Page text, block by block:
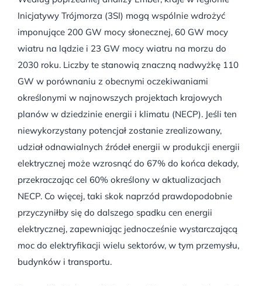
Inicjatywy Trójmorza (3SI) mogą wspólnie wdrożyć
imponujące 200 GW mocy słonecznej, 60 GW mocy
wiatru na lądzie i 23 GW mocy wiatru na morzu do
2030 roku. Liczby te stanowią znaczną nadwyżkę 110
GW w porównaniu z obecnymi oczekiwaniami
określonymi w najnowszych projektach krajowych
planów w dziedzinie energii i klimatu (NECP). Jeśli ten
niewykorzystany potencjał zostanie zrealizowany,
udział odnawialnych źródeł energii w produkcji energii
elektrycznej może wzrosnąć do 67% do końca dekady,
przekraczając cel 60% określony w aktualizacjach
NECP. Co więcej, taki skok naprzód prawdopodobnie
przyczyniłby się do dalszego spadku cen energii
elektrycznej, zapewniając jednocześnie wystarczającą
moc do elektryfikacji wielu sektorów, w tym przemysłu,
budynków i transportu.